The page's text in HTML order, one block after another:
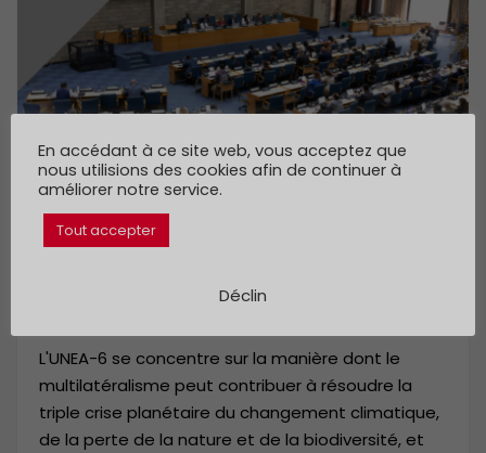
GCH contribue aux résolutions de l'UNEA-
L'UNEA-6 se concentre sur la manière dont le
multilatéralisme peut contribuer à résoudre la
triple crise planétaire du changement climatique,
de la perte de la nature et de la biodiversité, et
En accédant à ce site web, vous acceptez que
nous utilisions des cookies afin de continuer à
améliorer notre service.
Tout accepter
Déclin